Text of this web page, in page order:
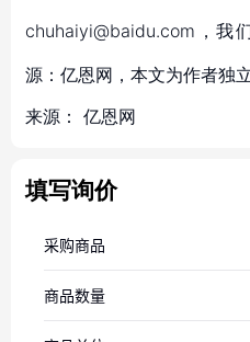
chuhaiyi@baidu.com，我
源：亿恩网，本文为作者独
来源： 亿恩网
填写询价